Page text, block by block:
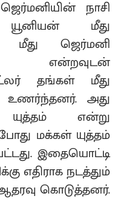
நாசி
மீது
மீது ஜெர்மனி
என்றவுடன்
தங்கள் மீது
அது
என்று
மக்கள் யுத்தம்
இதையொட்டி
எதிராக நடத்தும்
கொடுத்தனர்.